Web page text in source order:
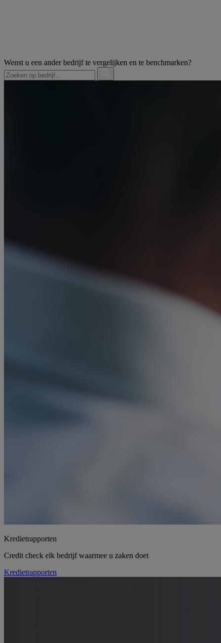
Wenst u een ander bedrijf te vergelijken en te benchmarken?
Kredietrapporten
Credit check elk bedrijf waarmee u zaken doet
Kredietrapporten